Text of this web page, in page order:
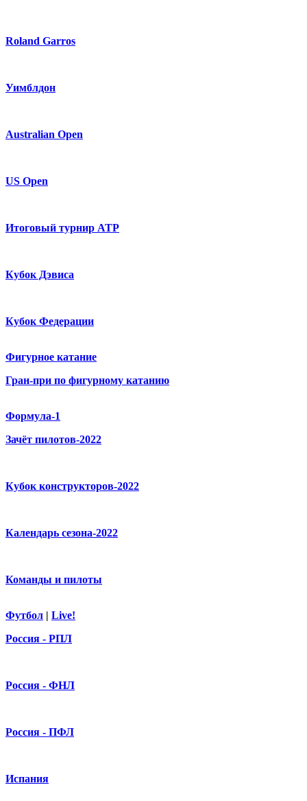
Roland Garros
Уимблдон
Australian Open
US Open
Итоговый турнир ATP
Кубок Дэвиса
Кубок Федерации
Фигурное катание
Гран-при по фигурному катанию
Формула-1
Зачёт пилотов-2022
Кубок конструкторов-2022
Календарь сезона-2022
Команды и пилоты
Футбол | Live!
Россия - РПЛ
Россия - ФНЛ
Россия - ПФЛ
Испания